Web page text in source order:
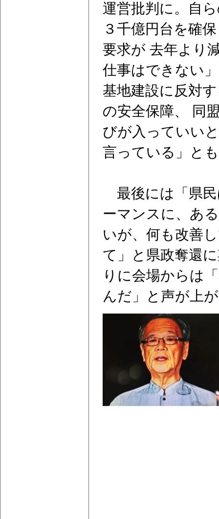
運営批判に。自
３千億円台を確
要求が 去年より
仕事はできない
基地建設に反対
の安全保障、 同
びが入っていい
言っている」と
最後には「県民
ーマンスに、あ
いが、何も改善
て」と県政奪還
りに会場からは
んだ」と声が上